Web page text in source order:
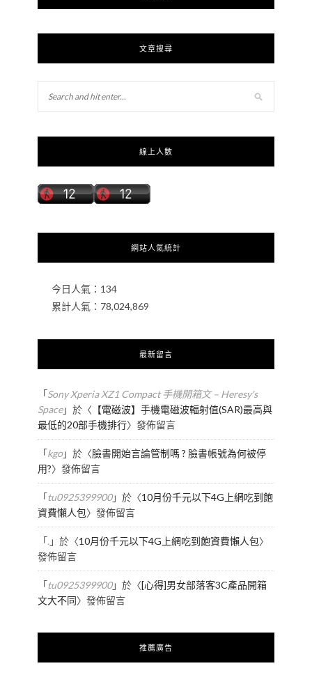
文章搜尋
線上人數
網站人氣統計
今日人氣： 134
累計人氣： 78,024,869
最新留言
「Sony Xperia XZ1 Compact 手機開箱文 – Heresy's
Space」於〈 【電磁波】手機電磁波輻射值(SAR)最高與
最低的20部手機排行〉發佈留言
「kgo」於〈臉書開始言論管制嗎 ? 臉書帳號為何被停
用?〉發佈留言
「tu0925399900」於〈10月份千元以下4G上網吃到飽
資費懶人包〉發佈留言
「.」於〈10月份千元以下4G上網吃到飽資費懶人包〉
發佈留言
「tu0925399900」於〈[心得]男女部落客3C產品開箱
文大不同〉發佈留言
推薦廣告